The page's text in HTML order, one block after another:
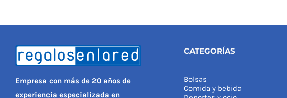
Empresa con más de 20 años de
experiencia especializada en
CATEGORÍAS
Bolsas
Comida y bebida